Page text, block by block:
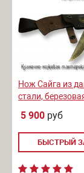
Нож Сайга из
стали,
5 900 руб
БЫСТРЫЙ